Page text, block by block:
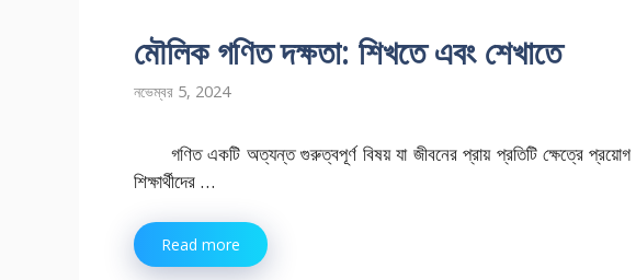
মৌলিক গণিত দক্ষতা: শিখতে এবং শেখাতে
নভেম্বর 5, 2024
গণিত একটি অত্যন্ত গুরুত্বপূর্ণ বিষয় যা জীবনের প্রায় প্রতিটি ক্ষেত্রে
শিক্ষার্থীদের …
Read more